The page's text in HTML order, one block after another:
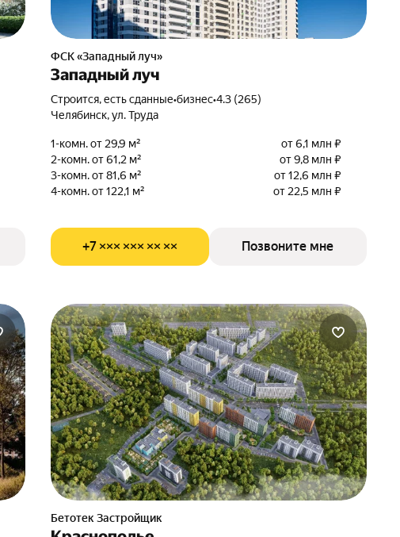
ФСК «Западный луч»
Западный луч
Строится, есть сданные•бизнес•4.3 (265)
Челябинск, ул. Труда
1-комн. от 29,9 м²
от 6,1 млн ₽
2-комн. от 61,2 м²
от 9,8 млн ₽
3-комн. от 81,6 м²
от 12,6 млн ₽
4-комн. от 122,1 м²
от 22,5 млн ₽
+7 ××× ××× ×× ×× Позвоните мне
Бетотек Застройщик